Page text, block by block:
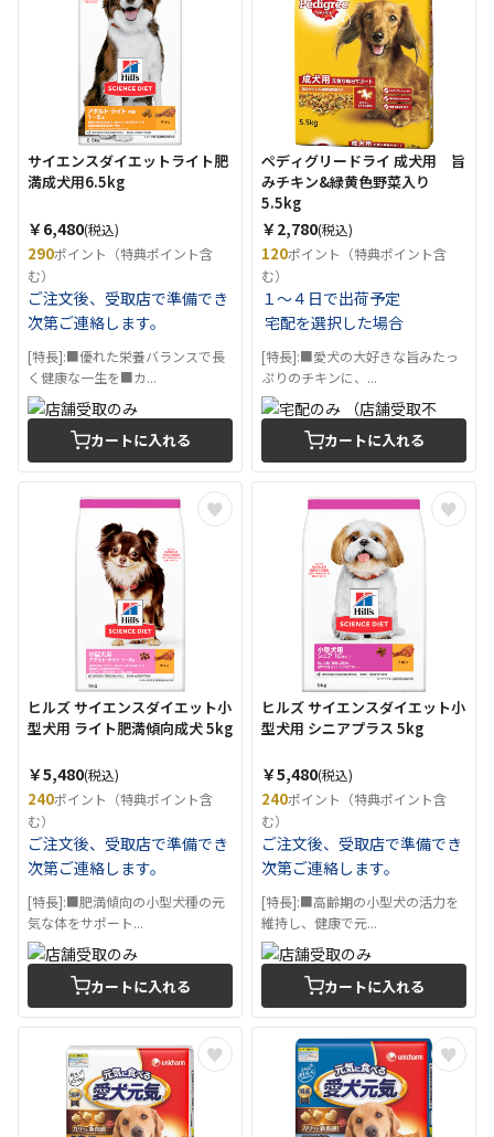
サイエンスダイエットライト肥
満成犬用6.5kg
￥6,480(税込)
290ポイント（特典ポイント含
む）
ご注文後、受取店で準備でき
次第ご連絡します。
[特長]:■優れた栄養バランスで長
く健康な一生を■カ...
カートに入れる
ペディグリードライ 成犬用 旨
みチキン&緑黄色野菜入り
5.5kg
￥2,780(税込)
120ポイント（特典ポイント含
む）
１～４日で出荷予定
宅配を選択した場合
[特長]:■愛犬の大好きな旨みたっ
ぷりのチキンに、...
カートに入れる
ヒルズ サイエンスダイエット小
型犬用 ライト肥満傾向成犬 5kg
￥5,480(税込)
240ポイント（特典ポイント含
む）
ご注文後、受取店で準備でき
次第ご連絡します。
[特長]:■肥満傾向の小型犬種の元
気な体をサポート...
カートに入れる
ヒルズ サイエンスダイエット小
型犬用 シニアプラス 5kg
￥5,480(税込)
240ポイント（特典ポイント含
む）
ご注文後、受取店で準備でき
次第ご連絡します。
[特長]:■高齢期の小型犬の活力を
維持し、健康で元...
カートに入れる